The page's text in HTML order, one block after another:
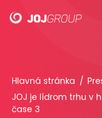
Brandy
Produkty
Hlavná stránka /
JOJ je lídrom trhu v
čase 3